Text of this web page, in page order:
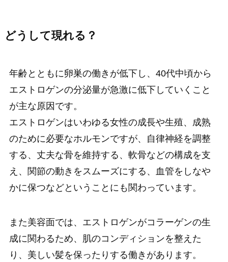
どうして現れる？
年齢とともに卵巣の働きが低下し、40代中頃から
エストロゲンの分泌量が急激に低下していくこと
が主な原因です。
エストロゲンはいわゆる女性の成長や生殖、成熟
のために必要なホルモンですが、自律神経を調整
する、丈夫な骨を維持する、軟骨などの構成を支
え、関節の動きをスムーズにする、血管をしなや
かに保つなどということにも関わっています。
また美容面では、エストロゲンがコラーゲンの生
成に関わるため、肌のコンディションを整えた
り、美しい髪を保ったりする働きがあります。